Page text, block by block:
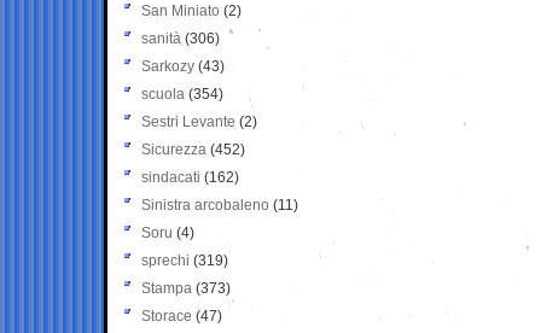
San Miniato (2)
sanità (306)
Sarkozy (43)
scuola (354)
Sestri Levante (2)
Sicurezza (452)
sindacati (162)
Sinistra arcobaleno (11)
Soru (4)
sprechi (319)
Stampa (373)
Storace (47)